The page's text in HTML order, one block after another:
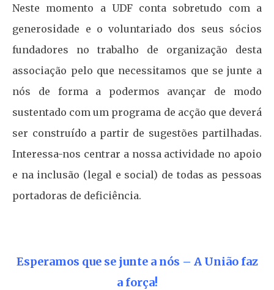
Neste momento a UDF conta sobretudo com a
generosidade e o voluntariado dos seus sócios
fundadores no trabalho de organização desta
associação pelo que necessitamos que se junte a
nós de forma a podermos avançar de modo
sustentado com um programa de acção que deverá
ser construído a partir de sugestões partilhadas.
Interessa-nos centrar a nossa actividade no apoio
e na inclusão (legal e social) de todas as pessoas
portadoras de deficiência.
Esperamos que se junte a nós – A União faz
a força!